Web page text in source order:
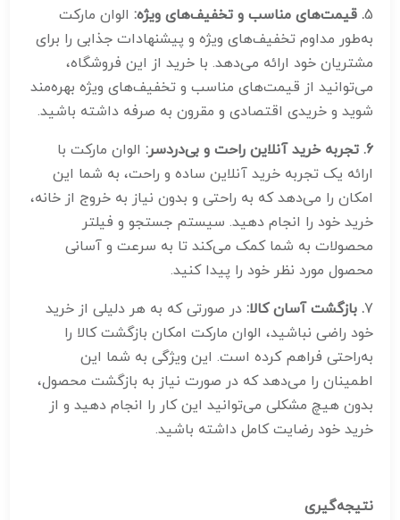
5. قیمت‌های مناسب و تخفیف‌های ویژه: الوان مارکت
به‌طور مداوم تخفیف‌های ویژه و پیشنهادات جذابی را برای
مشتریان خود ارائه می‌دهد. با خرید از این فروشگاه،
می‌توانید از قیمت‌های مناسب و تخفیف‌های ویژه بهره‌مند
شوید و خریدی اقتصادی و مقرون به صرفه داشته باشید.
6. تجربه خرید آنلاین راحت و بی‌دردسر:
الوان مارکت با
ارائه یک تجربه خرید آنلاین ساده و راحت، به شما این
امکان را می‌دهد که به راحتی و بدون نیاز به خروج از خانه،
خرید خود را انجام دهید. سیستم جستجو و فیلتر
محصولات به شما کمک می‌کند تا به سرعت و آسانی
محصول مورد نظر خود را پیدا کنید.
7. بازگشت آسان کالا: در صورتی که به هر دلیلی از خرید
خود راضی نباشید، الوان مارکت امکان بازگشت کالا را
به‌راحتی فراهم کرده است. این ویژگی به شما این
اطمینان را می‌دهد که در صورت نیاز به بازگشت محصول،
بدون هیچ مشکلی می‌توانید این کار را انجام دهید و از
خرید خود رضایت کامل داشته باشید.
نتیجه‌گیری